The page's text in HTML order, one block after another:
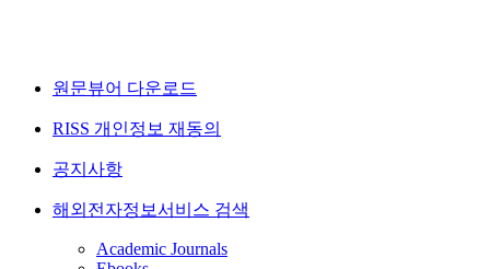
원문뷰어 다운로드
RISS 개인정보 재동의
공지사항
해외전자정보서비스 검색
Academic Journals